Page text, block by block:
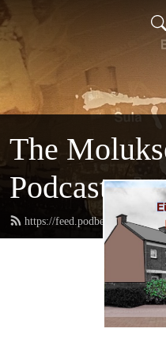
The
Podcast
https://feed.podbean.com/